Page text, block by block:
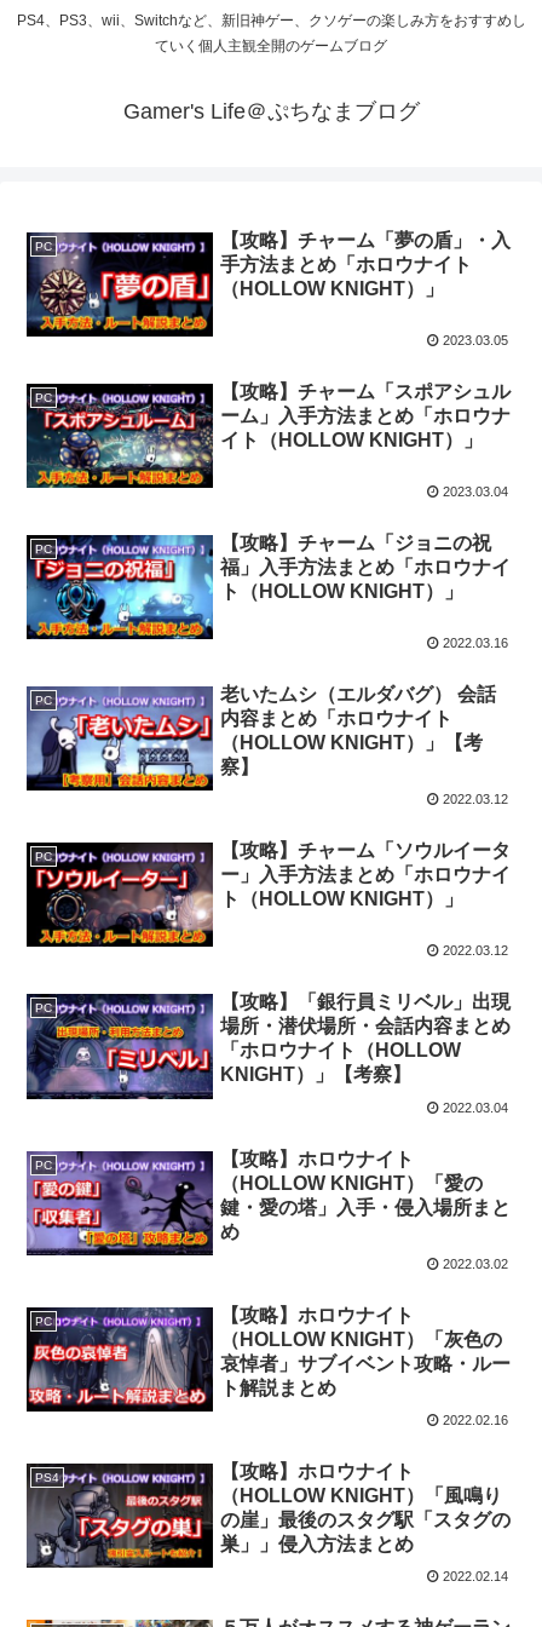
PS4、PS3、wii、Switchなど、新旧神ゲー、クソゲーの楽しみ方をおすすめし
ていく個人主観全開のゲームブログ
Gamer's Life＠ぷちなまブログ
PC
【攻略】チャーム「夢の盾」・入
手方法まとめ「ホロウナイト
（HOLLOW KNIGHT）」
2023.03.05
PC
【攻略】チャーム「スポアシュル
ーム」入手方法まとめ「ホロウナ
イト（HOLLOW KNIGHT）」
2023.03.04
PC
【攻略】チャーム「ジョニの祝
福」入手方法まとめ「ホロウナイ
ト（HOLLOW KNIGHT）」
2022.03.16
PC
老いたムシ（エルダバグ） 会話
内容まとめ「ホロウナイト
（HOLLOW KNIGHT）」【考
察】
2022.03.12
PC
【攻略】チャーム「ソウルイータ
ー」入手方法まとめ「ホロウナイ
ト（HOLLOW KNIGHT）」
2022.03.12
PC
【攻略】「銀行員ミリベル」出現
場所・潜伏場所・会話内容まとめ
「ホロウナイト（HOLLOW
KNIGHT）」【考察】
2022.03.04
PC
【攻略】ホロウナイト
（HOLLOW KNIGHT）「愛の
鍵・愛の塔」入手・侵入場所まと
め
2022.03.02
PC
【攻略】ホロウナイト
（HOLLOW KNIGHT）「灰色の
哀悼者」サブイベント攻略・ルー
ト解説まとめ
2022.02.16
PS4
【攻略】ホロウナイト
（HOLLOW KNIGHT）「風鳴り
の崖」最後のスタグ駅「スタグの
巣」」侵入方法まとめ
2022.02.14